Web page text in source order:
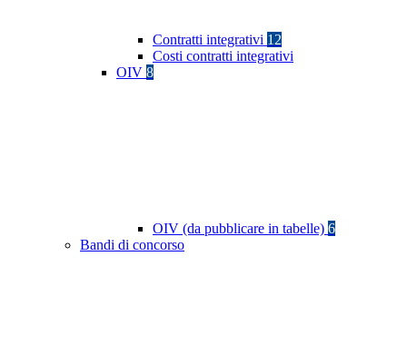
Contratti integrativi 12
Costi contratti integrativi
OIV 8
OIV (da pubblicare in tabelle) 6
Bandi di concorso